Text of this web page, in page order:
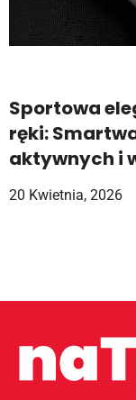
Sportowa
ręki:
aktywnych i
20 Kwietnia, 2026